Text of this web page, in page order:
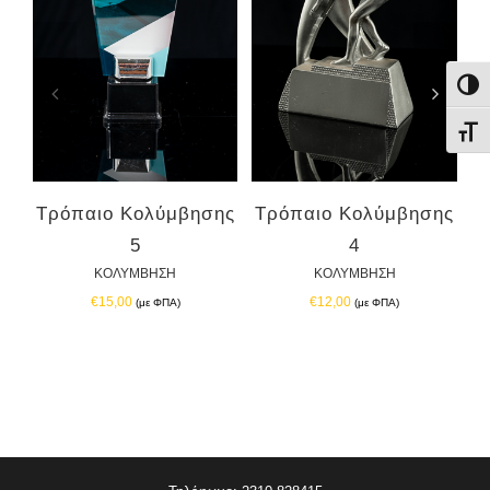
ΒΟΛΕΪ
ΕΠΙΤΡΑΠΕΖΙΑ ΑΝΤΙΣΦΑΙΡΙΣΗ
ΙΣΤΙΟΠΛΟΪΑ
ΚΟΛΥΜΒΗΣΗ
Τρόπαιο Κολύμβησης
5
ΚΟΛΥΜΒΗΣΗ
€15,00 (με ΦΠΑ)
Τρόπαιο Κολύμβησης
4
ΚΟΛΥΜΒΗΣΗ
€12,00 (με ΦΠΑ)